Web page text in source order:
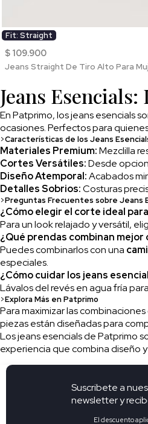
Fit: Straight
$ 109.900
Jeans Straight De Tiro Alto Para
Jeans
En Patprimo, los jeans esencials
ocasiones. Perfectos para
>Características de los Jeans
Materiales Premium:Mezclilla
Cortes Versátiles:Desde
Diseño Atemporal:Acabados
Detalles Sobrios:Costuras
>Preguntas Frecuentes sobre Jeans
¿Cómo elegir el corte ideal
Para un look relajado y versátil,
¿Qué prendas combinan mejor
Puedes combinarlos con una
especiales.
¿Cómo cuidar los jeans
Lávalos del revés en agua fría
>Explora Más en Patprimo
Para maximizar las
piezas están diseñadas para
Los jeans esencials de Patprimo
experiencia que combina diseño
Suscribete a
newsletter y
El descuento